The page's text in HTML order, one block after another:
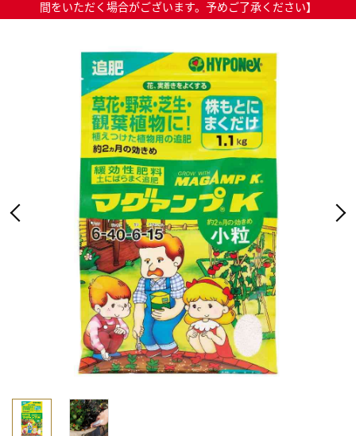
間をいただく場合がございます。予めご了承ください】